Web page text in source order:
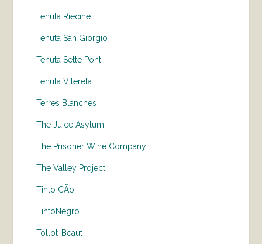
Tenuta Riecine
Tenuta San Giorgio
Tenuta Sette Ponti
Tenuta Vitereta
Terres Blanches
The Juice Asylum
The Prisoner Wine Company
The Valley Project
Tinto CÃo
TintoNegro
Tollot-Beaut